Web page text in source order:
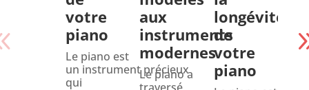
votre
piano
Le piano est
un instrument précieux
qui
aux
instruments
modernes
Le piano a
longévité
de
votre
piano